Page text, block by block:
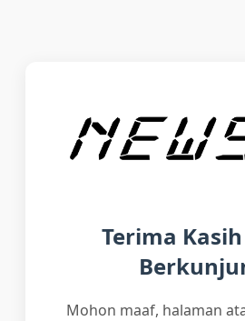
Terima
Mohon maaf, halaman